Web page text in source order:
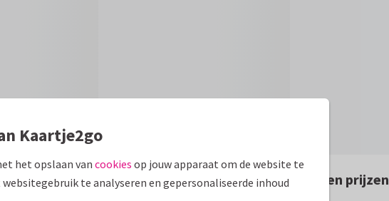
Formaten en prijzen
Kaartje2go
het opslaan van cookies op jouw apparaat om de website te
te analyseren en gepersonaliseerde inhoud